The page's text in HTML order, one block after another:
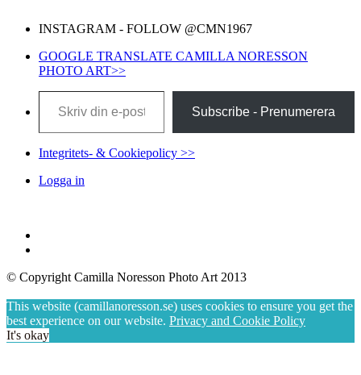
INSTAGRAM - FOLLOW @CMN1967
GOOGLE TRANSLATE CAMILLA NORESSON
PHOTO ART>>
Skriv din e-post …
Subscribe - Prenumerera
Integritets- & Cookiepolicy >>
Logga in
© Copyright Camilla Noresson Photo Art 2013
This website (camillanoresson.se) uses cookies to ensure you get the
best experience on our website. Privacy and Cookie Policy
It's okay